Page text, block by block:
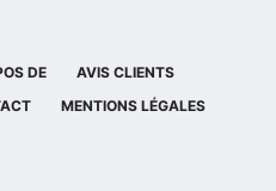
DE
AVIS CLIENTS
MENTIONS LÉGALES